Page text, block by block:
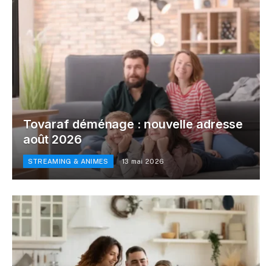
Tovaraf déménage : nouvelle adresse
août 2026
STREAMING & ANIMES 13 mai 2026